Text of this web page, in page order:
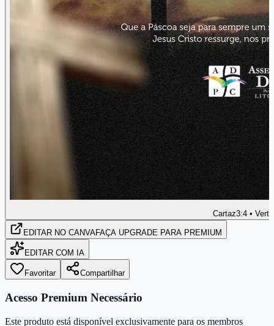
Cartaz3:4 •
EDITAR NO CANVAFAÇA UPGRADE PARA PREMIUM
EDITAR COM IA
Favoritar Compartilhar
Acesso Premium Necessário
Este produto está disponível exclusivamente para os membros